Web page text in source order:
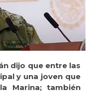
dijo que entre las
y una joven que
Marina; también